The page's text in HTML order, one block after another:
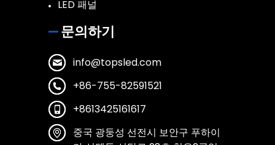
LED 패널
문의하기
info@topsled.com
+86-755-82591521
+8613425161617
중국 광둥성 선전시 보안구 푸하이